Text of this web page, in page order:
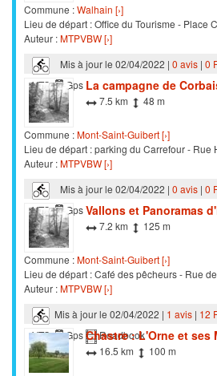
Commune :Walhain [›]
Lieu de départ : Office du Tourisme - Place
Auteur :MTPVBW [›]
Mis à jour le 02/04/2022 | 0 avis| 0
VTC
Gps La campagne de
7.5 km 48 m
Commune :Mont-Saint-Guibert [›]
Lieu de départ : parking du Carrefour - Rue
Auteur :MTPVBW [›]
Mis à jour le 02/04/2022 | 0 avis| 0
VTC
GpsVallons et Panoramas
7.2 km 125 m
Commune :Mont-Saint-Guibert [›]
Lieu de départ : Café des pêcheurs - Rue
Auteur :MTPVBW [›]
Mis à jour le 02/04/2022 | 1 avis| 12
VTC
Gps Roadbook
Chastre : L'Orne et ses
16.5 km 100 m